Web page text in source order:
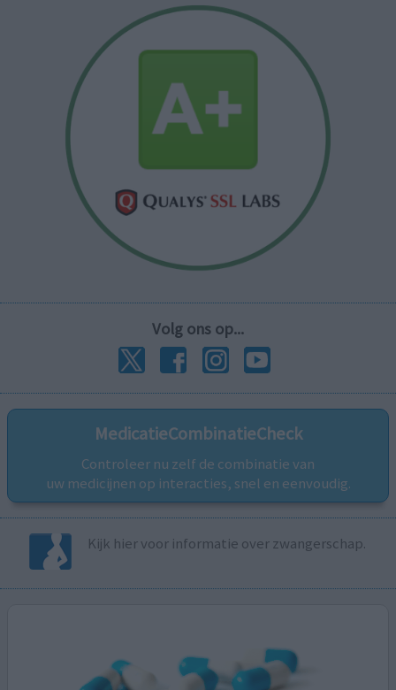
Volg ons op...
MedicatieCombinatieCheck
Controleer nu zelf de combinatie van
uw medicijnen op interacties, snel en eenvoudig.
Kijk hier voor informatie over zwangerschap.